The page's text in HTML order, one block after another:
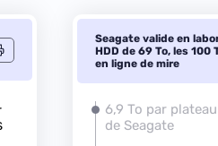
Seagate valide en
HDD de 69 To, les 100
en ligne de mire
6,9 To par
de Seagate